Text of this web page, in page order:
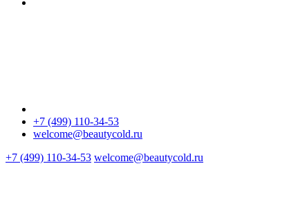
+7 (499) 110-34-53
welcome@beautycold.ru
+7 (499) 110-34-53 welcome@beautycold.ru